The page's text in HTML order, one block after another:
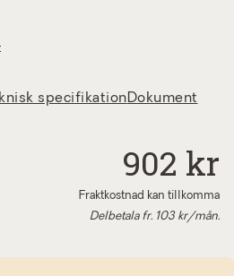
specifikationDokument
902 kr
Fraktkostnad kan tillkomma
Delbetala fr. 103 kr/mån.